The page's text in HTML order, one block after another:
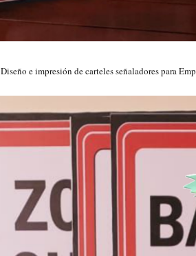
Diseño e impresión de carteles señaladores para